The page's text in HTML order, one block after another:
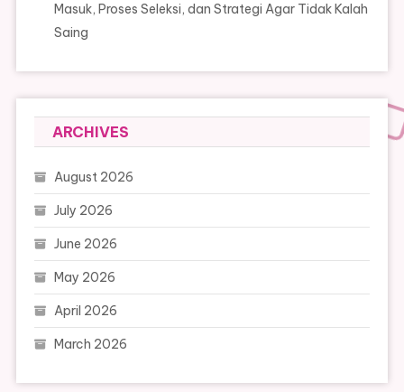
Masuk, Proses Seleksi, dan Strategi Agar Tidak Kalah
Saing
ARCHIVES
August 2026
July 2026
June 2026
May 2026
April 2026
March 2026